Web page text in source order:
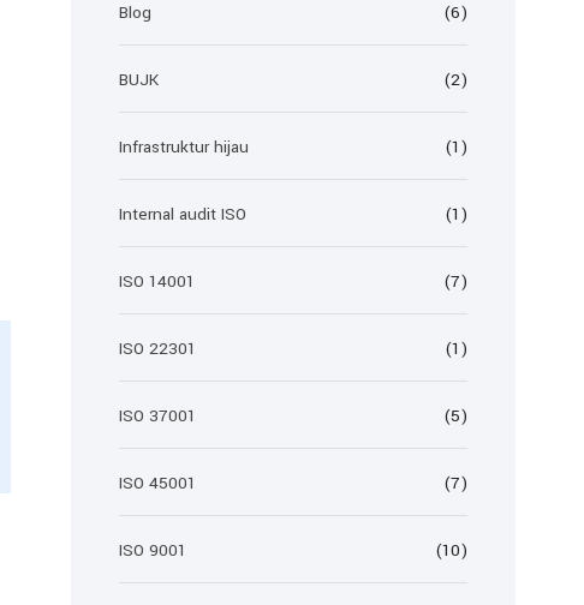
Blog (6)
BUJK (2)
Infrastruktur hijau (1)
Internal audit ISO (1)
ISO 14001 (7)
ISO 22301 (1)
ISO 37001 (5)
ISO 45001 (7)
ISO 9001 (10)